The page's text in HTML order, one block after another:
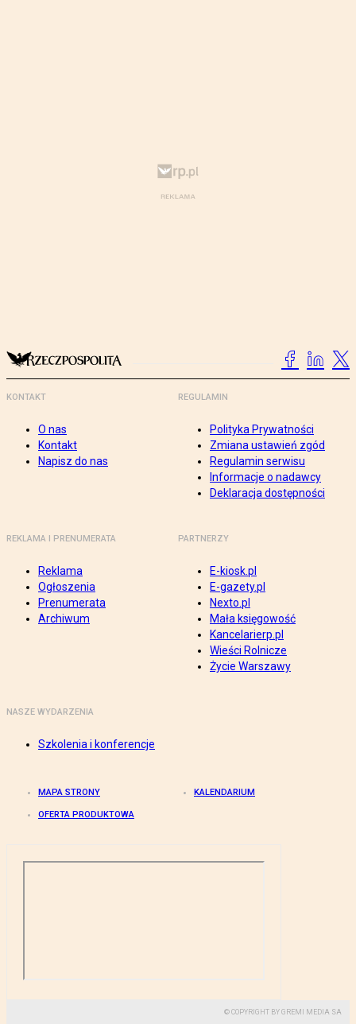
KONTAKT
O nas
Kontakt
Napisz do nas
REGULAMIN
Polityka Prywatności
Zmiana ustawień zgód
Regulamin serwisu
Informacje o nadawcy
Deklaracja dostępności
REKLAMA I PRENUMERATA
Reklama
Ogłoszenia
Prenumerata
Archiwum
PARTNERZY
E-kiosk.pl
E-gazety.pl
Nexto.pl
Mała księgowość
Kancelarierp.pl
Wieści Rolnicze
Życie Warszawy
NASZE WYDARZENIA
Szkolenia i konferencje
MAPA STRONY KALENDARIUM
OFERTA PRODUKTOWA
© COPYRIGHT BY GREMI MEDIA SA